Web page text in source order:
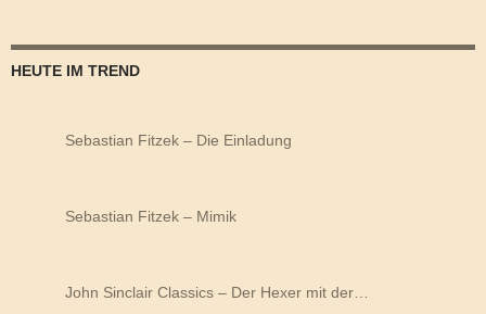
HEUTE IM TREND
Sebastian Fitzek – Die Einladung
Sebastian Fitzek – Mimik
John Sinclair Classics – Der Hexer mit der…